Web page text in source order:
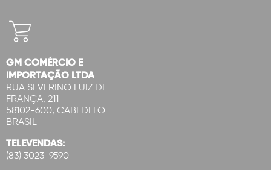
GM COMÉRCIO E
IMPORTAÇÃO LTDA
RUA SEVERINO LUIZ DE
FRANÇA, 211
58102-600, CABEDELO
BRASIL
TELEVENDAS:
(83) 3023-9590